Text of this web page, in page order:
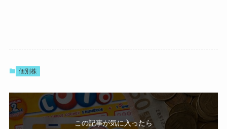
個別株
この記事が気に入ったら